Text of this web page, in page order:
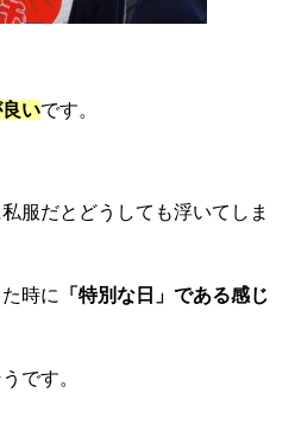
いです。
服だとどうしても浮いてしま
時に
「特別な日」である感じ
です。